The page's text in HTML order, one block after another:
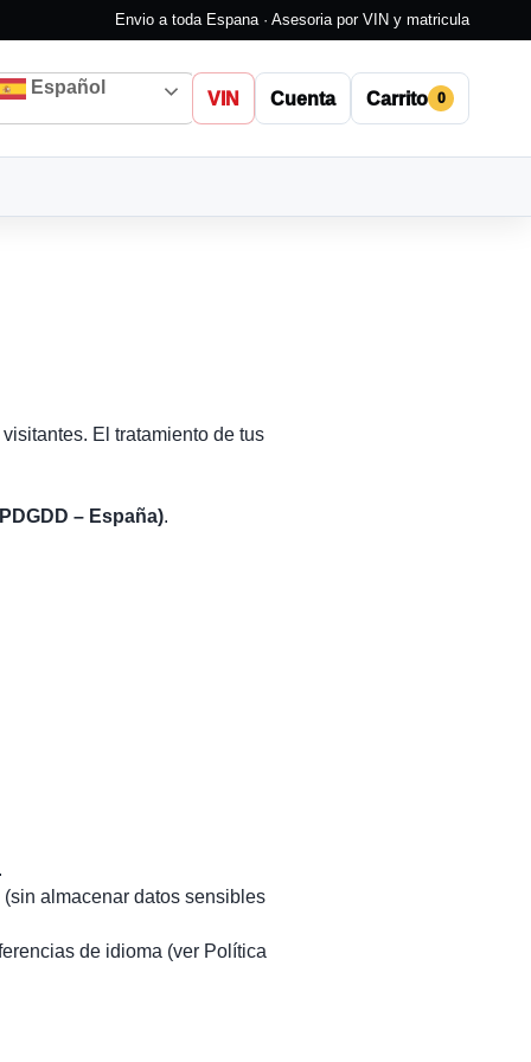
Envio a toda Espana · Asesoria por VIN y matricula
Español
VIN Cuenta Carrito 0
El tratamiento de tus
– España).
almacenar datos sensibles
de idioma (ver Política